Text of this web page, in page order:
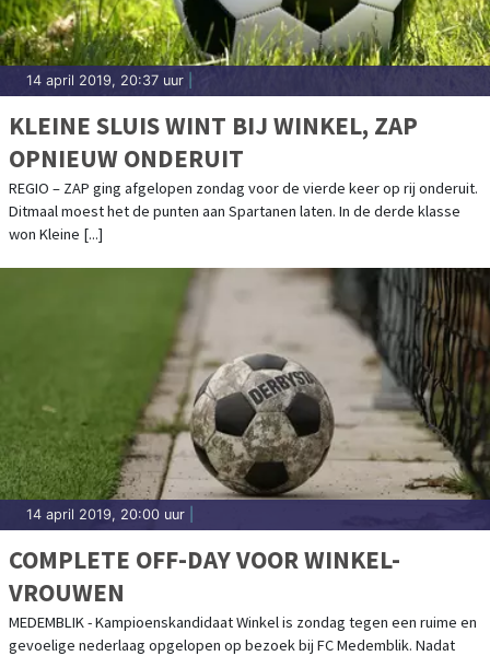
14 april 2019, 20:37 uur
KLEINE SLUIS WINT BIJ WINKEL, ZAP
OPNIEUW ONDERUIT
REGIO – ZAP ging afgelopen zondag voor de vierde keer op rij onderuit.
Ditmaal moest het de punten aan Spartanen laten. In de derde klasse
won Kleine [...]
14 april 2019, 20:00 uur
COMPLETE OFF-DAY VOOR WINKEL-
VROUWEN
MEDEMBLIK - Kampioenskandidaat Winkel is zondag tegen een ruime en
gevoelige nederlaag opgelopen op bezoek bij FC Medemblik. Nadat